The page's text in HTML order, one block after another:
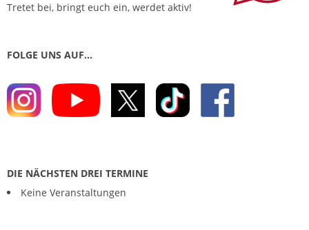
Tretet bei, bringt euch ein, werdet aktiv!
FOLGE UNS AUF…
DIE NÄCHSTEN DREI TERMINE
Keine Veranstaltungen